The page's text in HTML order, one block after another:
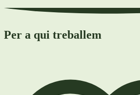
Per a qui treballem